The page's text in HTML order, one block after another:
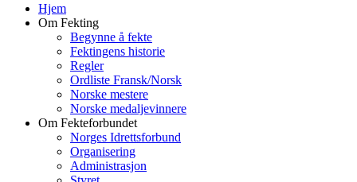
Hjem
Om Fekting
Begynne å fekte
Fektingens historie
Regler
Ordliste Fransk/Norsk
Norske mestere
Norske medaljevinnere
Om Fekteforbundet
Norges Idrettsforbund
Organisering
Administrasjon